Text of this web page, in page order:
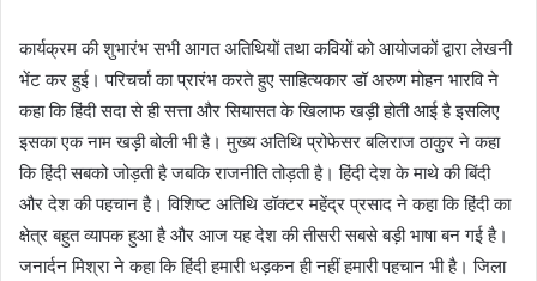
कार्यक्रम की शुभारंभ सभी आगत अतिथियों तथा कवियों को आयोजकों द्वारा लेखनी
भेंट कर हुई। परिचर्चा का प्रारंभ करते हुए साहित्यकार डॉ अरुण मोहन भारवि ने
कहा कि हिंदी सदा से ही सत्ता और सियासत के खिलाफ खड़ी होती आई है इसलिए
इसका एक नाम खड़ी बोली भी है। मुख्य अतिथि प्रोफेसर बलिराज ठाकुर ने कहा
कि हिंदी सबको जोड़ती है जबकि राजनीति तोड़ती है। हिंदी देश के माथे की बिंदी
और देश की पहचान है। विशिष्ट अतिथि डॉक्टर महेंद्र प्रसाद ने कहा कि हिंदी का
क्षेत्र बहुत व्यापक हुआ है और आज यह देश की तीसरी सबसे बड़ी भाषा बन गई है।
जनार्दन मिश्रा ने कहा कि हिंदी हमारी धड़कन ही नहीं हमारी पहचान भी है। जिला